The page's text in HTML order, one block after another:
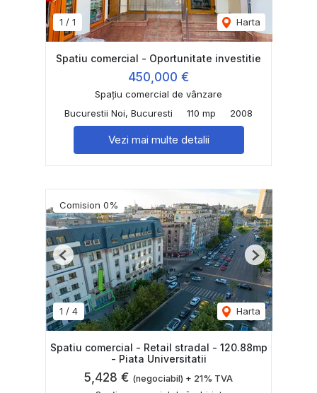
1 / 1 Harta
Spatiu comercial - Oportunitate investitie
450,000 €
Spațiu comercial de vânzare
Bucurestii Noi, Bucuresti
110 mp 2008
Vezi mai multe detalii
Comision 0%
1 / 4 Harta
Previous Next
Spatiu comercial - Retail stradal - 120.88mp
- Piata Universitatii
5,428 € (negociabil) + 21% TVA